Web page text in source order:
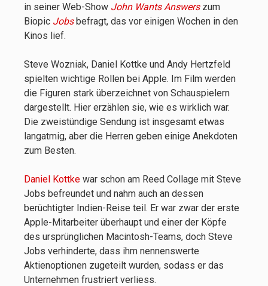
in seiner Web-Show John Wants Answerszum
Biopic Jobsbefragt, das vor einigen Wochen in den
Kinos lief.
Steve Wozniak, Daniel Kottke und Andy Hertzfeld
spielten wichtige Rollen bei Apple. Im Film werden
die Figuren stark überzeichnet von Schauspielern
dargestellt. Hier erzählen sie, wie es wirklich war.
Die zweistündige Sendung ist insgesamt etwas
langatmig, aber die Herren geben einige Anekdoten
zum Besten.
Daniel Kottke war schon am Reed Collage mit Steve
Jobs befreundet und nahm auch an dessen
berüchtigter Indien-Reise teil. Er war zwar der erste
Apple-Mitarbeiter überhaupt und einer der Köpfe
des ursprünglichen Macintosh-Teams, doch Steve
Jobs verhinderte, dass ihm nennenswerte
Aktienoptionen zugeteilt wurden, sodass er das
Unternehmen frustriert verliess.